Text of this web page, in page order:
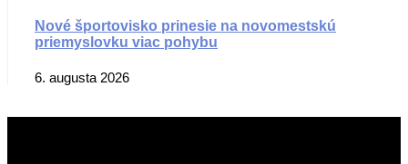
Nové športovisko prinesie na novomestskú
priemyslovku viac pohybu
6. augusta 2026